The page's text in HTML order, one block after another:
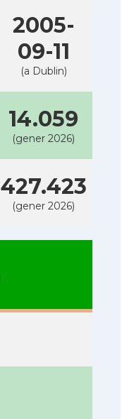
2005-
09-11
(a Dublin)
14.059
(gener 2026)
427.423
(gener 2026)